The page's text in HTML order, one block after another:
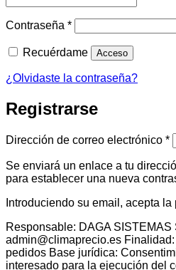
Contraseña *Obligatorio
Recuérdame Acceso
¿Olvidaste la contraseña?
Registrarse
Dirección de correo electrónico *
Se enviará un enlace a tu
para establecer una nueva
Introduciendo su email, acepta
Responsable: DAGA SISTEMAS
admin@climaprecio.es
pedidos Base jurídica:
interesado para la ejecución del